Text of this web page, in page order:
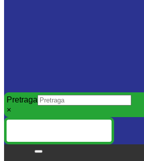
Pretraga
×